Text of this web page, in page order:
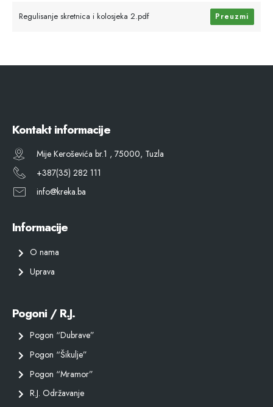
Regulisanje skretnica i kolosjeka 2.pdf Preuzmi
Kontakt informacije
Mije Keroševića br.1 , 75000, Tuzla
+387(35) 282 111
info@kreka.ba
Informacije
O nama
Uprava
Pogoni / R.J.
Pogon “Dubrave”
Pogon “Šikulje”
Pogon “Mramor”
R.J. Održavanje